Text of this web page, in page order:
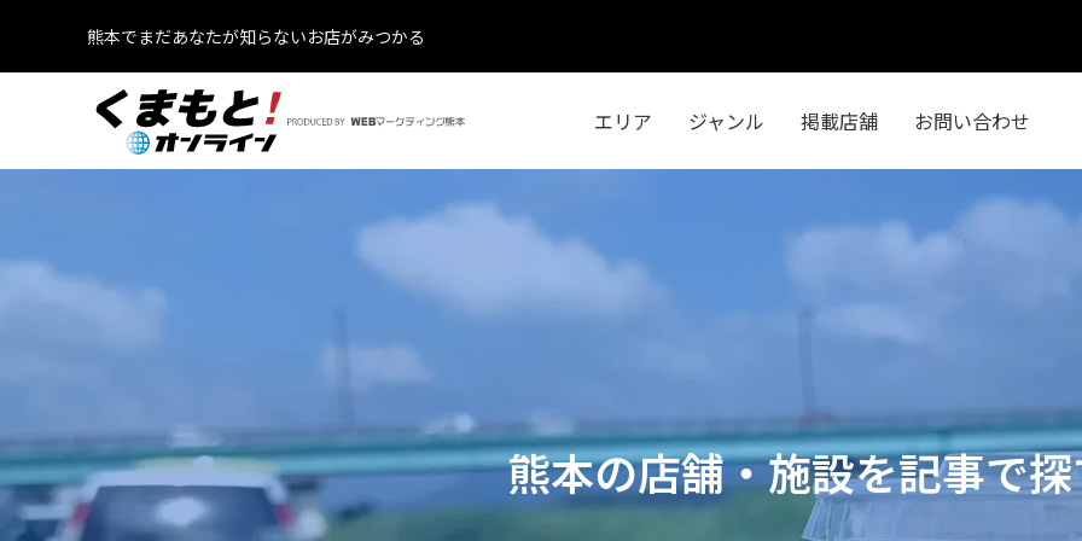
熊本でまだあなたが知らないお店がみつかる
エリア ジャンル 掲載店舗 お問い合わせ
熊本の店舗・施設を記事で